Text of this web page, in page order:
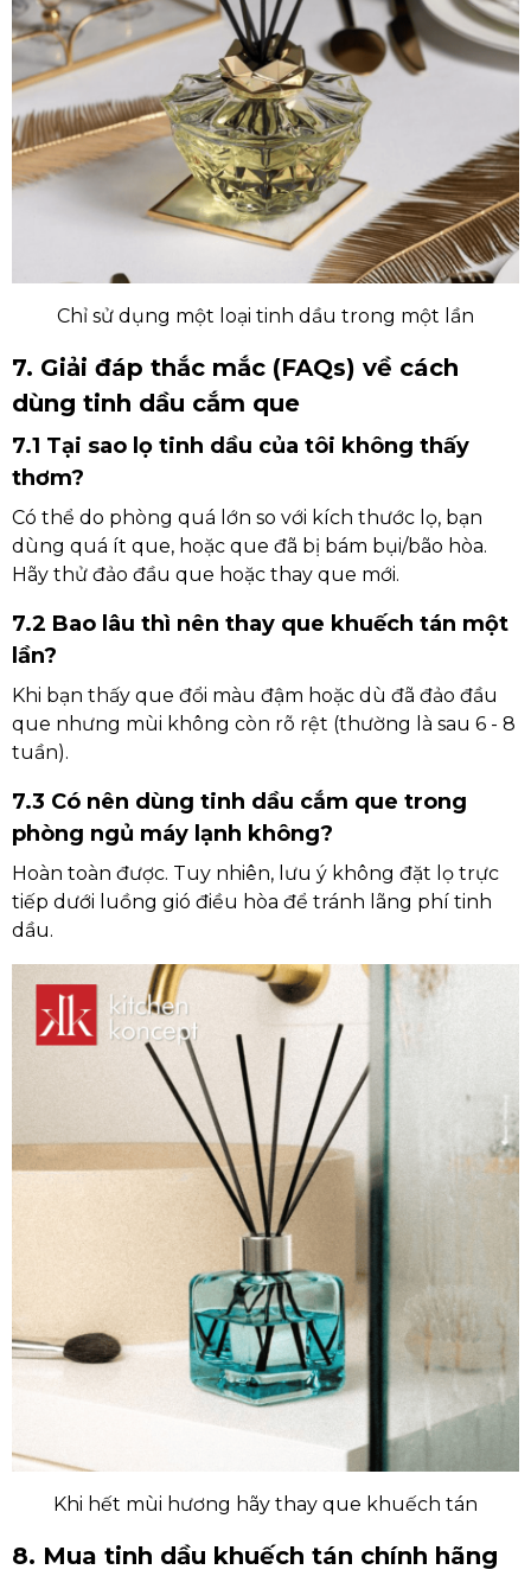
Chỉ sử dụng một loại tinh dầu trong một lần
7. Giải đáp thắc mắc (FAQs) về cách
dùng tinh dầu cắm que
7.1 Tại sao lọ tinh dầu của tôi không thấy
thơm?
Có thể do phòng quá lớn so với kích thước lọ, bạn
dùng quá ít que, hoặc que đã bị bám bụi/bão hòa.
Hãy thử đảo đầu que hoặc thay que mới.
7.2 Bao lâu thì nên thay que khuếch tán một
lần?
Khi bạn thấy que đổi màu đậm hoặc dù đã đảo đầu
que nhưng mùi không còn rõ rệt (thường là sau 6 - 8
tuần).
7.3 Có nên dùng tinh dầu cắm que trong
phòng ngủ máy lạnh không?
Hoàn toàn được. Tuy nhiên, lưu ý không đặt lọ trực
tiếp dưới luồng gió điều hòa để tránh lãng phí tinh
dầu.
Khi hết mùi hương hãy thay que khuếch tán
8. Mua tinh dầu khuếch tán chính hãng